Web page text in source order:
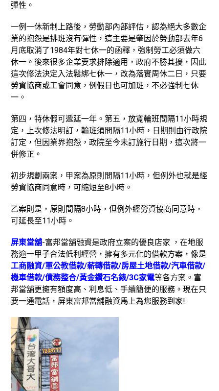
彈性。
一例一休新制上路後，勞動部內部評估，認為絕大多數企
業的抱怨是排班沒有彈性，這主要是肇因於勞動部去年6
月底取消了1984年對七休一的函釋，強制勞工必須做六
休一。後來很多企業要求排除適用，政府不勝其擾，因此
這次修法決定入法鬆綁七休一，改為落實周休二日，只要
勞資協商或工會同意，例假日也可加班，不必強制七休
一。
第四，特休假可遞延一年。第五，放寬輪班間隔11小時規
定，上次修法明訂，輪班須間隔11小時，日期則由行政院
訂定，但因業界抱怨，政院至今未訂施行日期，這次將一
併修正。
初步規劃兩案，甲案為原則間隔11小時，但例外也就是經
勞資協商同意時，可縮短至8小時。
乙案則是，原則間隔8小時，但例外經勞資協商同意時，
可延長至11小時。
屏東當舖-富邦當舖融資是政府立案的優良店家 ，在地服
務逾一甲子合法低利經營，擁有多元化的借款方案，像是
工商融資/軍公教借款/薪轉借款/房屋土地借款/汽車借款/
機車借款/債務整合/黃金鑽石名錶/3C家電等各方案。富
邦當舖更擁有額度高、利息低、手續簡便的服務。現在只
要一通電話，屏東富邦當舖融資馬上為您服務到家!